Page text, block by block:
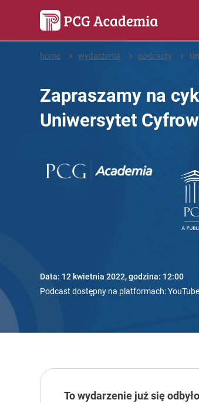
home wydarzenia podcasty
Zapraszamy na
Uniwersytet
Data: 12 kwietnia 2022, godzina: 12:00
Podcast dostępny na platformach:
To wydarzenie już się odbyło